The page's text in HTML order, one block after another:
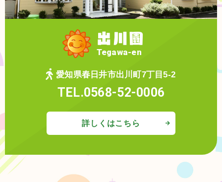
出川園
Tegawa-en
愛知県春日井市出川町7丁目5-2
TEL.0568-52-0006
詳しくはこちら